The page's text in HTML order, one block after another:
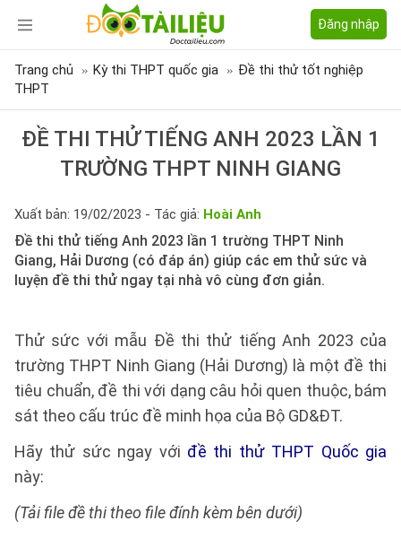
Đăng nhập
Trang chủ Kỳ thi THPT quốc gia
Đề thi thử tốt nghiệp
THPT
ĐỀ THI THỬ TIẾNG ANH 2023 LẦN 1
TRƯỜNG THPT NINH GIANG
Xuất bản: 19/02/2023 - Tác giả: Hoài Anh
Đề thi thử tiếng Anh 2023 lần 1 trường THPT Ninh
Giang, Hải Dương (có đáp án) giúp các em thử sức và
luyện đề thi thử ngay tại nhà vô cùng đơn giản.
Thử sức với mẫu Đề thi thử tiếng Anh 2023 của
trường THPT Ninh Giang (Hải Dương) là một đề thi
tiêu chuẩn, đề thi với dạng câu hỏi quen thuộc, bám
sát theo cấu trúc đề minh họa của Bộ GD&ĐT.
Hãy thử sức ngay với đề thi thử THPT Quốc gia
này:
(Tải file đề thi theo file đính kèm bên dưới)